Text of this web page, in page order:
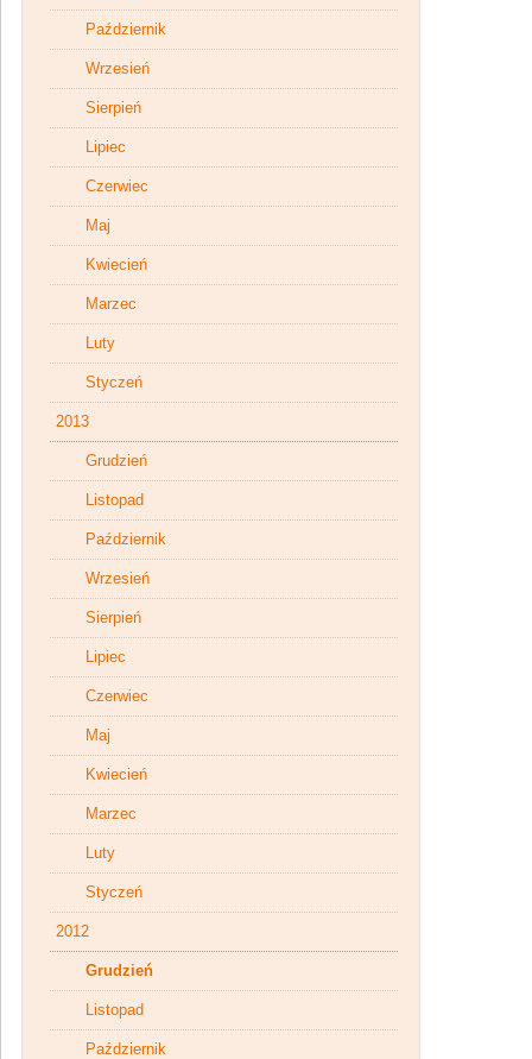
Październik
Wrzesień
Sierpień
Lipiec
Czerwiec
Maj
Kwiecień
Marzec
Luty
Styczeń
2013
Grudzień
Listopad
Październik
Wrzesień
Sierpień
Lipiec
Czerwiec
Maj
Kwiecień
Marzec
Luty
Styczeń
2012
Grudzień
Listopad
Październik